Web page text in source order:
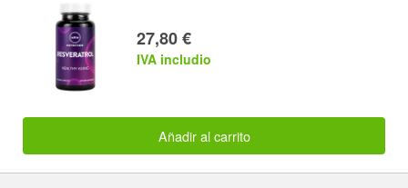
27,80 €
IVA includio
Añadir al carrito